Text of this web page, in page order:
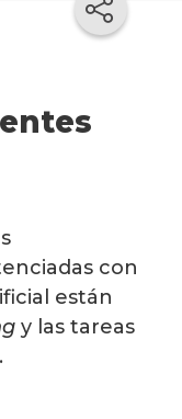
con
están
y las tareas